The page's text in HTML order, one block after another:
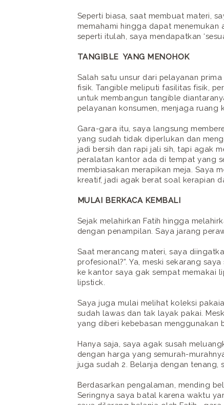
Seperti biasa, saat membuat materi,
memahami hingga dapat
seperti itulah, saya mendapatkan
TANGIBLE YANG MENOHOK
Salah satu unsur dari pelayanan
fisik. Tangible meliputi fasilitas fisik,
untuk membangun tangible
pelayanan konsumen, menjaga ruang
Gara-gara itu, saya langsung
yang sudah tidak diperlukan dan
jadi bersih dan rapi jali sih, tapi agak
peralatan kantor ada di tempat yang
membiasakan merapikan meja. Saya
kreatif, jadi agak berat soal kerapian
MULAI BERKACA KEMBALI
Sejak melahirkan Fatih hingga
dengan penampilan. Saya jarang
Saat merancang materi, saya
profesional?”. Ya, meski sekarang
ke kantor saya gak sempat memakai
lipstick.
Saya juga mulai melihat koleksi
sudah lawas dan tak layak pakai.
yang diberi kebebasan menggunakan
Hanya saja, saya agak susah
dengan harga yang semurah-
juga sudah 2. Belanja dengan tenang,
Berdasarkan pengalaman, mending
Seringnya saya batal karena waktu